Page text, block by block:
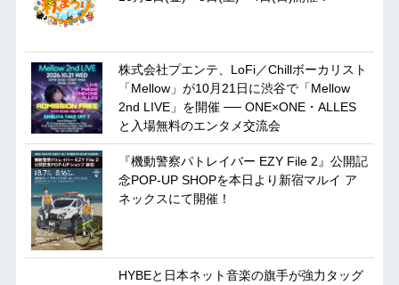
株式会社プエンテ、LoFi／Chillボーカリスト
「Mellow」が10月21日に渋谷で「Mellow
2nd LIVE」を開催 ── ONE×ONE・ALLES
と入場無料のエンタメ交流会
『機動警察パトレイバー EZY File 2』公開記
念POP-UP SHOPを本日より新宿マルイ ア
ネックスにて開催！
HYBEと日本ネット音楽の旗手が強力タッグ